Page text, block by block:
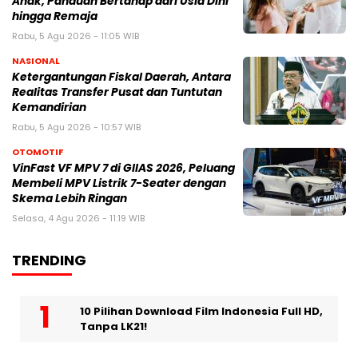
hingga Remaja
Rabu, 5 Agu 2026 - 11:05 WIB
NASIONAL
Ketergantungan Fiskal Daerah, Antara
Realitas Transfer Pusat dan Tuntutan
Kemandirian
Rabu, 5 Agu 2026 - 10:57 WIB
OTOMOTIF
VinFast VF MPV 7 di GIIAS 2026, Peluang
Membeli MPV Listrik 7-Seater dengan
Skema Lebih Ringan
Selasa, 4 Agu 2026 - 11:19 WIB
TRENDING
10 Pilihan Download Film Indonesia Full HD,
Tanpa LK21!